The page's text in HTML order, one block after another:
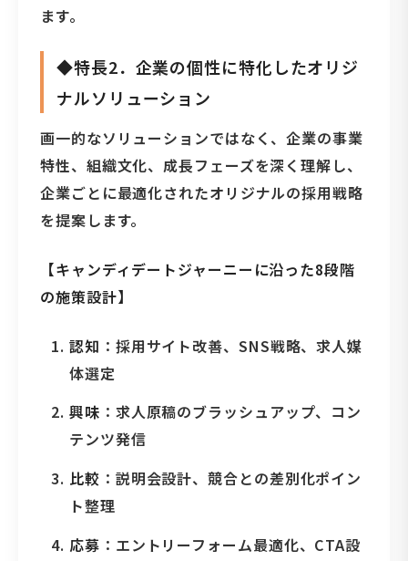
ます。
◆特長2．企業の個性に特化したオリジ
ナルソリューション
画一的なソリューションではなく、企業の事業
特性、組織文化、成長フェーズを深く理解し、
企業ごとに最適化されたオリジナルの採用戦略
を提案します。
【キャンディデートジャーニーに沿った8段階
の施策設計】
認知 ：採用サイト改善、SNS戦略、求人媒
体選定
興味 ：求人原稿のブラッシュアップ、コン
テンツ発信
比較 ：説明会設計、競合との差別化ポイン
ト整理
応募 ：エントリーフォーム最適化、CTA設